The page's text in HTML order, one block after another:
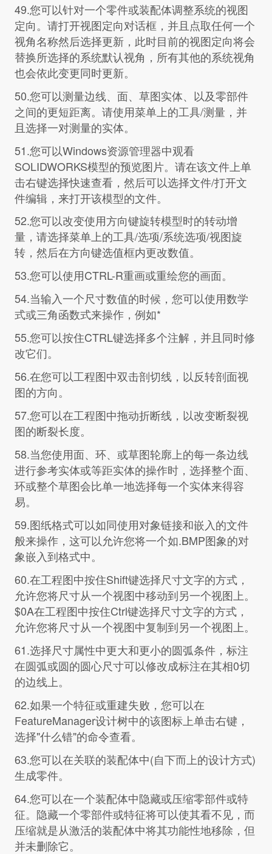
49.您可以针对一个零件或装配体调整系统的视图
定向。请打开视图定向对话框，并且点取任何一个
视角名称然后选择更新，此时目前的视图定向将会
替换所选择的系统默认视角，所有其他的系统视角
也会依此变更同时更新。
50.您可以测量边线、面、草图实体、以及零部件
之间的更短距离。请使用菜单上的工具/测量，并
且选择一对测量的实体。
51.您可以Windows资源管理器中观看
SOLIDWORKS模型的预览图片。请在该文件上单
击右键选择快速查看，然后可以选择文件/打开文
件编辑，来打开该模型的文件。
52.您可以改变使用方向键旋转模型时的转动增
量，请选择菜单上的工具/选项/系统选项/视图旋
转，然后在方向键选值框内更改数值。
53.您可以使用CTRL-R重画或重绘您的画面。
54.当输入一个尺寸数值的时候，您可以使用数学
式或三角函数式来操作，例如*
55.您可以按住CTRL键选择多个注解，并且同时修
改它们。
56.在您可以工程图中双击剖切线，以反转剖面视
图的方向。
57.您可以在工程图中拖动折断线，以改变断裂视
图的断裂长度。
58.当您使用面、环、或草图轮廓上的每一条边线
进行参考实体或等距实体的操作时，选择整个面、
环或整个草图会比单一地选择每一个实体来得容
易。
59.图纸格式可以如同使用对象链接和嵌入的文件
般来操作，这可以允许您将一个如.BMP图象的对
象嵌入到格式中。
60.在工程图中按住Shift键选择尺寸文字的方式，
允许您将尺寸从一个视图中移动到另一个视图上。
$0A在工程图中按住Ctrl键选择尺寸文字的方式，
允许您将尺寸从一个视图中复制到另一个视图上。
61.选择尺寸属性中更大和更小的圆弧条件，标注
在圆弧或圆的圆心尺寸可以修改成标注在其相0切
的边线上。
62.如果一个特征或重建失败，您可以在
FeatureManager设计树中的该图标上单击右键，
选择"什么错"的命令查看。
63.您可以在关联的装配体中(自下而上的设计方式)
生成零件。
64.您可以在一个装配体中隐藏或压缩零部件或特
征。隐藏一个零部件或特征将可以使其看不见，而
压缩就是从激活的装配体中将其功能性地移除，但
并未删除它。